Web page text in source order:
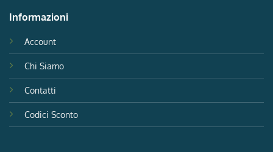
Informazioni
Account
Chi Siamo
Contatti
Codici Sconto